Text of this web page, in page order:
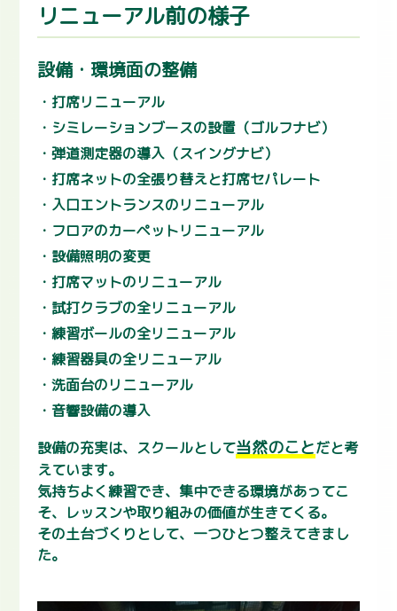
リニューアル前の様子
設備・環境面の整備
打席リニューアル
シミレーションブースの設置（ゴルフナビ）
弾道測定器の導入（スイングナビ）
打席ネットの全張り替えと打席セパレート
入口エントランスのリニューアル
フロアのカーペットリニューアル
設備照明の変更
打席マットのリニューアル
試打クラブの全リニューアル
練習ボールの全リニューアル
練習器具の全リニューアル
洗面台のリニューアル
音響設備の導入
設備の充実は、スクールとして当然のことだと考
えています。
気持ちよく練習でき、集中できる環境があってこ
そ、レッスンや取り組みの価値が生きてくる。
その土台づくりとして、一つひとつ整えてきまし
た。